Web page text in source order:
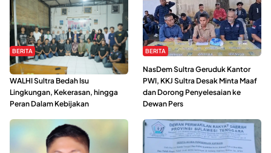
BERITA
Refleksi Gerakan Perempuan,
WALHI Sultra Bedah Isu
Lingkungan, Kekerasan, hingga
Peran Dalam Kebijakan
BERITA
NasDem Sultra Geruduk Kantor
PWI, KKJ Sultra Desak Minta Maaf
dan Dorong Penyelesaian ke
Dewan Pers